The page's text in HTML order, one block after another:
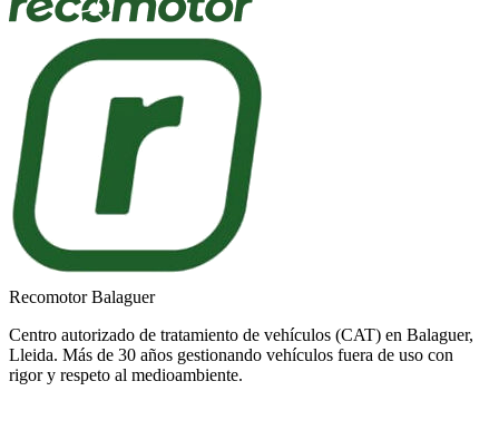
Recomotor Balaguer
Centro autorizado de tratamiento de vehículos (CAT) en Balaguer,
Lleida. Más de 30 años gestionando vehículos fuera de uso con
rigor y respeto al medioambiente.